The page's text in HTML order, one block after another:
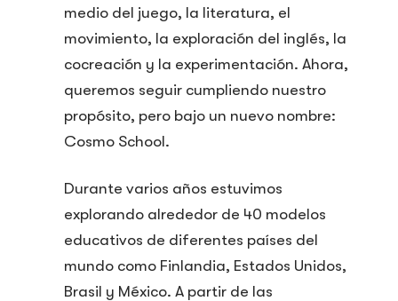
medio del juego, la literatura, el
movimiento, la exploración del inglés, la
cocreación y la experimentación. Ahora,
queremos seguir cumpliendo nuestro
propósito, pero bajo un nuevo nombre:
Cosmo School.
Durante varios años estuvimos
explorando alrededor de 40 modelos
educativos de diferentes países del
mundo como Finlandia, Estados Unidos,
Brasil y México. A partir de las